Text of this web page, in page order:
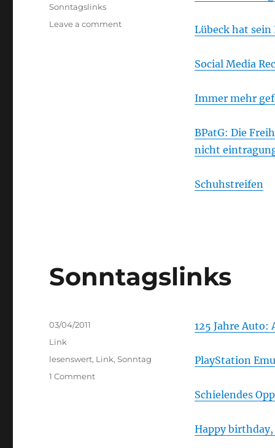
Lübeck hat
Social Media
Immer mehr
BPatG: Die
nicht
Schuhstreifen
Sonntagslinks
Leave a commenton
Sonntagslinks
125 Jahre Auto:
PlayStation
Schielendes
Happy birthday,
Posted
on
03/04/2011
Categories
Link
Tags
lesenswert, Link,Sonntag
1 Commenton